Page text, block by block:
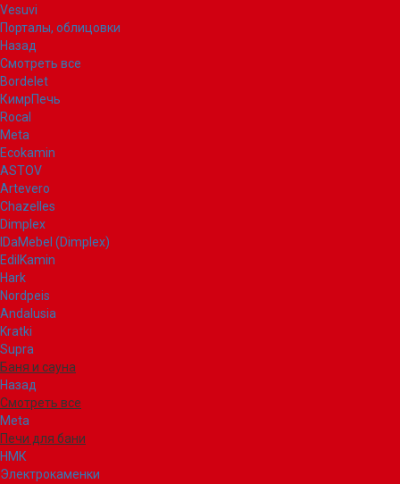
Vesuvi
Порталы, облицовки
Назад
Смотреть все
Bordelet
КимрПечь
Rocal
Meta
Ecokamin
ASTOV
Artevero
Chazelles
Dimplex
IDaMebel (Dimplex)
EdilKamin
Hark
Nordpeis
Andalusia
Kratki
Supra
Баня и сауна
Назад
Смотреть все
Meta
Печи для бани
НМК
Электрокаменки